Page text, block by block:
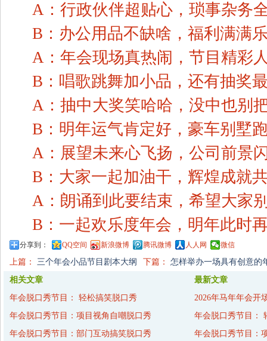
A：行政伙伴超贴心，琐事杂务
B：办公用品不缺啥，福利满满
A：年会现场真热闹，节目精彩
B：唱歌跳舞加小品，还有抽奖
A：抽中大奖笑哈哈，没中也别
B：明年运气肯定好，豪车别墅
A：展望未来心飞扬，公司前景
B：大家一起加油干，辉煌成就
A：朗诵到此要结束，希望大家
B：一起欢乐度年会，明年此时
分享到： QQ空间 新浪微博 腾讯微博 人人网 微信
上篇： 三个年会小品节目剧本大纲 下篇： 怎样举办一场具有创意的
相关文章
最新文章
年会脱口秀节目： 轻松搞笑脱口秀
年会脱口秀节目：项目视角自嘲脱口秀
年会脱口秀节目：部门互动搞笑脱口秀
2026年马年年会开
年会脱口秀节目：
年会脱口秀节目：